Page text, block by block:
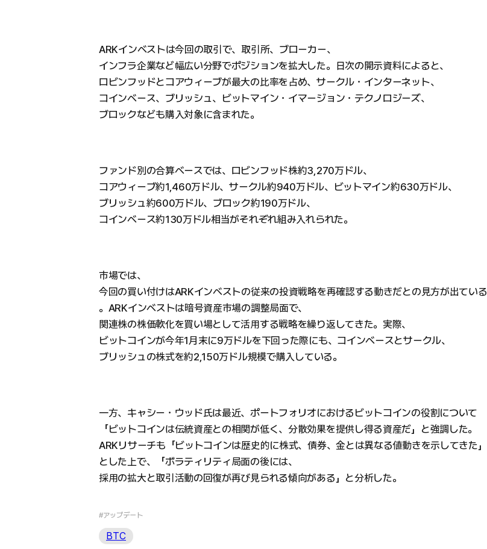
ARKインベストは今回の取引で、取引所、ブローカー、
インフラ企業など幅広い分野でポジションを拡大した。日次の開示資料によると、
ロビンフッドとコアウィーブが最大の比率を占め、サークル・インターネット、
コインベース、ブリッシュ、ビットマイン・イマージョン・テクノロジーズ、
ブロックなども購入対象に含まれた。
ファンド別の合算ベースでは、ロビンフッド株約3,270万ドル、
コアウィーブ約1,460万ドル、サークル約940万ドル、ビットマイン約630万ドル、
ブリッシュ約600万ドル、ブロック約190万ドル、
コインベース約130万ドル相当がそれぞれ組み入れられた。
市場では、
今回の買い付けはARKインベストの従来の投資戦略を再確認する動きだとの見方が出ている
。ARKインベストは暗号資産市場の調整局面で、
関連株の株価軟化を買い場として活用する戦略を繰り返してきた。実際、
ビットコインが今年1月末に9万ドルを下回った際にも、コインベースとサークル、
ブリッシュの株式を約2,150万ドル規模で購入している。
一方、キャシー・ウッド氏は最近、ポートフォリオにおけるビットコインの役割について
「ビットコインは伝統資産との相関が低く、分散効果を提供し得る資産だ」と強調した。
ARKリサーチも「ビットコインは歴史的に株式、債券、金とは異なる値動きを示してきた」
とした上で、「ボラティリティ局面の後には、
採用の拡大と取引活動の回復が再び見られる傾向がある」と分析した。
#アップデート
BTC